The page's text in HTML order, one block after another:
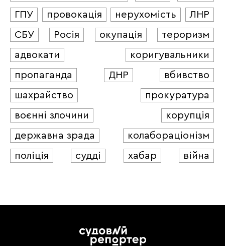
ГПУ
провокація нерухомість
ЛНР
СБУ
Росія окупація
тероризм
адвокати
коригувальники
пропаганда
ДНР
вбивство
шахрайство
прокуратура
воєнні злочини
корупція
державна зрада
колабораціонізм
поліція
судді хабар війна